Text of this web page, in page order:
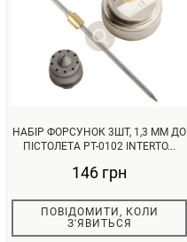
НАБІР ФОРСУНОК 3ШТ, 1,3 ММ ДО
ПІСТОЛЕТА РТ-0102 INTERTO...
146 грн
ПОВІДОМИТИ, КОЛИ
З'ЯВИТЬСЯ